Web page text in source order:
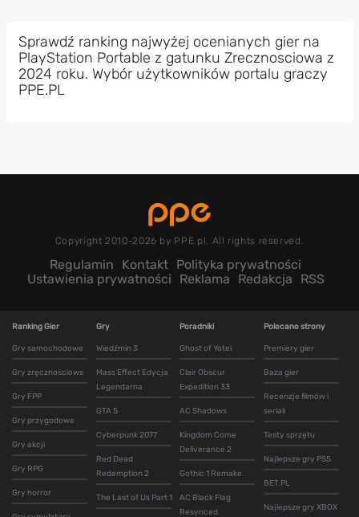
Sprawdź ranking najwyżej ocenianych gier na
PlayStation Portable z gatunku Zrecznosciowa z
2024 roku. Wybór użytkowników portalu graczy
PPE.PL
Copyright 2010-2026 by PPE.pl. All rights reserved.
Regulamin Kontakt Polityka prywatności
Ustawienia prywatności
Reklama Redakcja RSS
Ranking Gier
Gry samochodowe
Gry zręcznościowe
Gry FPP
Gry przygodowe
Gry akcji
Gry RPG
Gry horror
Gry
Wiedźmin 3
Mass Effect Edycja
Legendarna
GTA 5
Cyberpunk 2077
Red Dead
Redemption 2
The Last of Us Part 1
Poradniki
Ghost of Yotei
Clair Obscur
Expedition 33
AC Shadows
Kingdom Come
Deliverance 2
Gothic 1 Remake
AC Black Flag
Resynced
Polecane strony
Premiery gier
Baza gier
Recenzje filmów i
seriali
Testy sprzętu
Najlepsze gry PS5
BET.PL
Najlepsze gry XBOX